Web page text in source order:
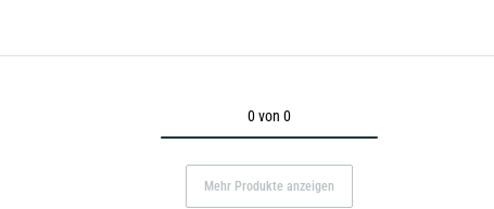
0 von 0
Mehr Produkte anzeigen